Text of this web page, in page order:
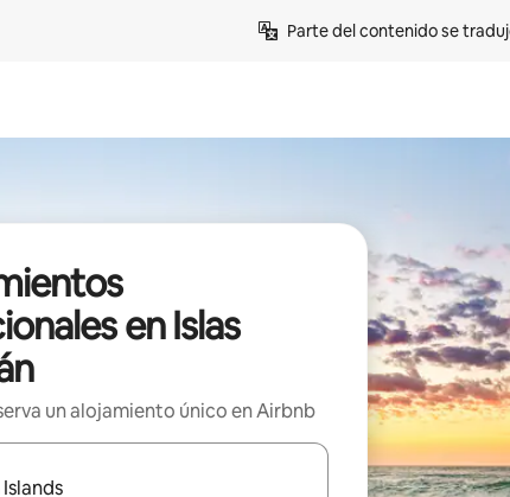
Parte del contenido se
en Islas
un alojamiento único en Airbnb
resultados estén disponibles, podrás navegar usando las